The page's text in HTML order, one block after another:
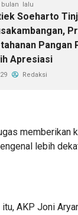
bulan lalu
Soeharto
Pangan
Apresiasi
29 Redaksi
memberikan
lebih
AKP Joni